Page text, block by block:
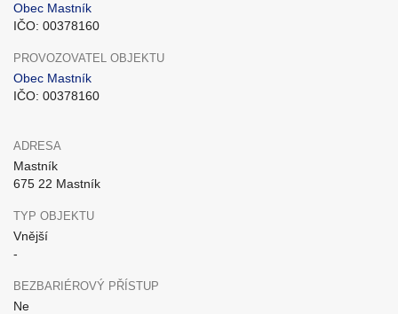
Obec Mastník
IČO: 00378160
PROVOZOVATEL OBJEKTU
Obec Mastník
IČO: 00378160
ADRESA
Mastník
675 22 Mastník
TYP OBJEKTU
Vnější
-
BEZBARIÉROVÝ PŘÍSTUP
Ne